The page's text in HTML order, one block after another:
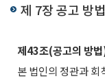
제 7장 공고 방법
제43조(공고의 방
본 법인의 정관과